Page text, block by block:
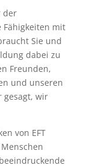
der
mit
Sie und
dabei zu
Freunden,
und unseren
gesagt, wir
von EFT